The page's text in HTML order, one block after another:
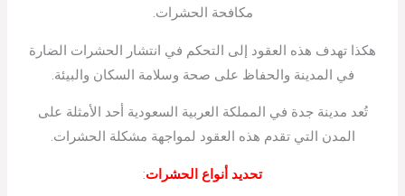
مكافحة الحشرات.
هكذا تهدف هذه العقود إلى التحكم في انتشار الحشرات الضارة
في المدينة والحفاظ على صحة وسلامة السكان والبيئة.
تُعد مدينة جدة في المملكة العربية السعودية أحد الأمثلة على
المدن التي تقدم هذه العقود لمواجهة مشكلة الحشرات.
تحديد أنواع الحشرات: